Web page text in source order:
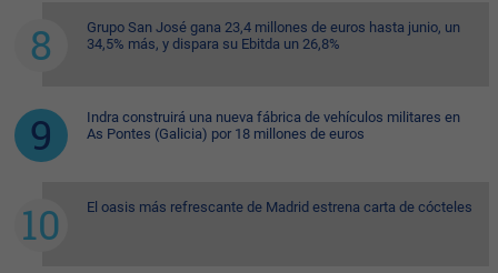
Grupo San José gana 23,4 millones de euros hasta junio, un
34,5% más, y dispara su Ebitda un 26,8%
Indra construirá una nueva fábrica de vehículos militares en
As Pontes (Galicia) por 18 millones de euros
El oasis más refrescante de Madrid estrena carta de cócteles